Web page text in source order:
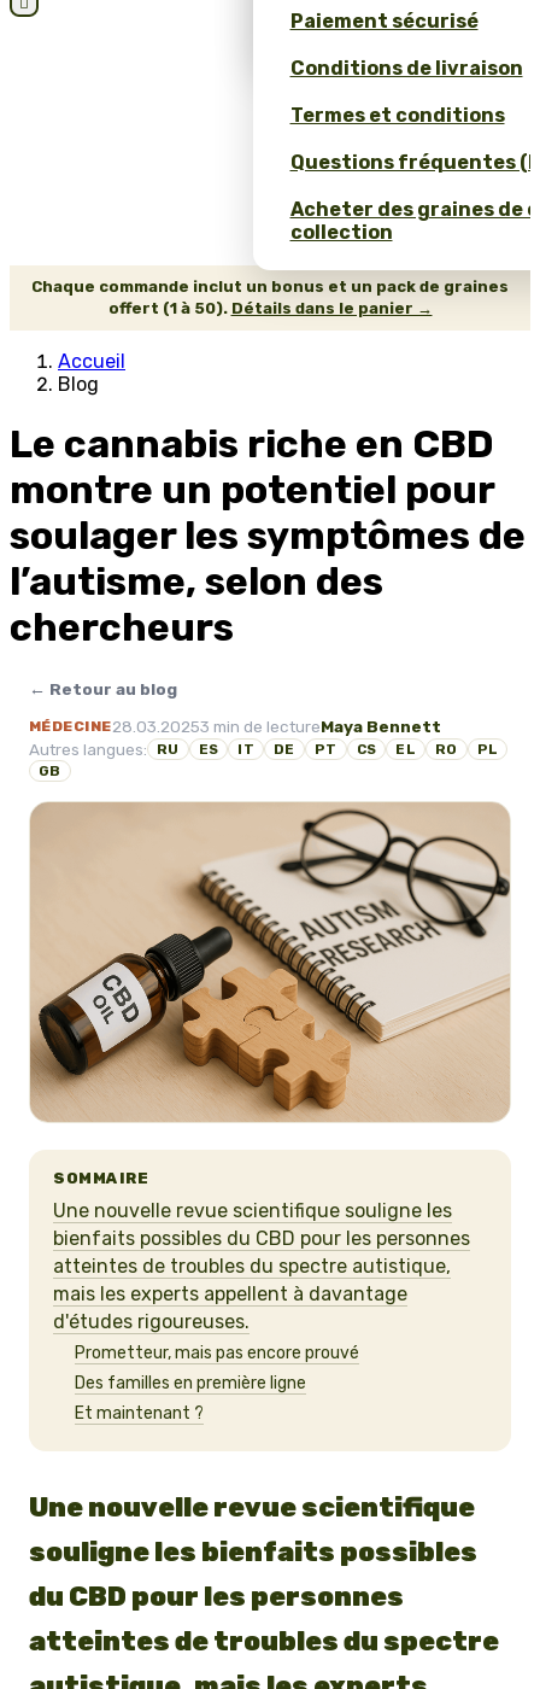
Obtenez 10 % de
Paiement sécurisé
Conditions de livraison
Termes et conditions
Questions fréquentes
Acheter des graines de
collection
Chaque commande inclut un bonus et un pack de graines
offert (1 à 50). Détails dans le panier →
Accueil
Blog
Le cannabis riche en CBD
montre un potentiel pour
soulager les symptômes de
l’autisme, selon des
chercheurs
← Retour au blog
MÉDECINE28.03.20253 min de lectureMaya Bennett
Autres langues:
RU ES IT DE PT CS EL RO
PL
GB
SOMMAIRE
Une nouvelle revue scientifique souligne les
bienfaits possibles du CBD pour les personnes
atteintes de troubles du spectre autistique,
mais les experts appellent à davantage
d'études rigoureuses.
Prometteur, mais pas encore prouvé
Des familles en première ligne
Et maintenant ?
Une nouvelle revue scientifique
souligne les bienfaits possibles
du CBD pour les personnes
atteintes de troubles du spectre